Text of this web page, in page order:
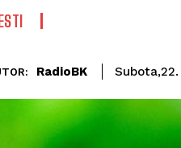
RadioBK